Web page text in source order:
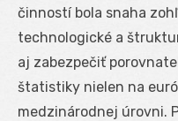
činností bola snaha
technologické a
aj zabezpečiť
štatistiky nielen na
medzinárodnej úrovni.